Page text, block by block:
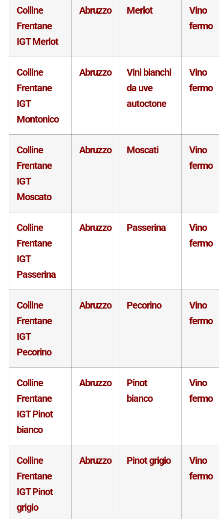
Colline
Frentane
IGT Merlot
Abruzzo Merlot
Vino
fermo
Colline
Frentane
IGT
Montonico
Abruzzo
Vini bianchi
da uve
autoctone
Vino
fermo
Colline
Frentane
IGT
Moscato
Abruzzo Moscati
Vino
fermo
Colline
Frentane
IGT
Passerina
Abruzzo Passerina
Vino
fermo
Colline
Frentane
IGT
Pecorino
Abruzzo Pecorino
Vino
fermo
Colline
Frentane
IGT Pinot
bianco
Abruzzo
Pinot
bianco
Vino
fermo
Colline
Frentane
IGT Pinot
grigio
Abruzzo Pinot grigio
Vino
fermo